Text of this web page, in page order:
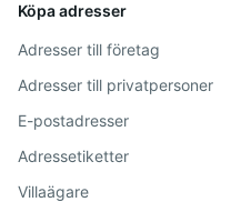
Köpa adresser
Adresser till företag
Adresser till privatpersoner
E-postadresser
Adressetiketter
Villaägare